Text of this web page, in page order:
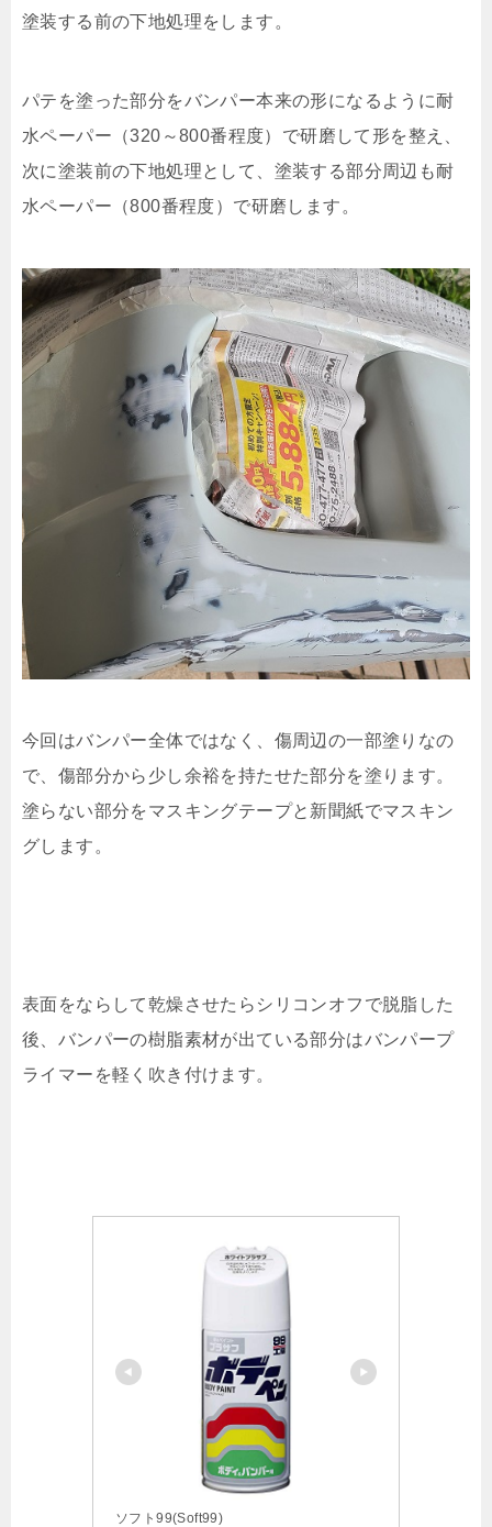
塗装する前の下地処理をします。
パテを塗った部分をバンパー本来の形になるように耐
水ペーパー（320～800番程度）で研磨して形を整え、
次に塗装前の下地処理として、塗装する部分周辺も耐
水ペーパー（800番程度）で研磨します。
今回はバンパー全体ではなく、傷周辺の一部塗りなの
で、傷部分から少し余裕を持たせた部分を塗ります。
塗らない部分をマスキングテープと新聞紙でマスキン
グします。
表面をならして乾燥させたらシリコンオフで脱脂した
後、バンパーの樹脂素材が出ている部分はバンパープ
ライマーを軽く吹き付けます。
ソフト99(Soft99)